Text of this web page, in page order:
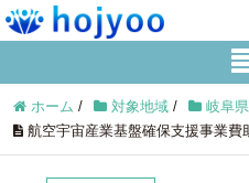
ホーム / 対象地域 / 岐阜県
航空宇宙産業基盤確保支援事業費